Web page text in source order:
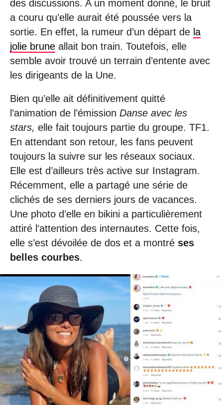
des discussions. A un moment donné, le bruit
a couru qu’elle aurait été poussée vers la
sortie. En effet, la rumeur d’un départ de la
jolie brune allait bon train. Toutefois, elle
semble avoir trouvé un terrain d’entente avec
les dirigeants de la Une.
Bien qu’elle ait définitivement quitté
l’animation de l’émission Danse avec les
stars, elle fait toujours partie du groupe. TF1.
En attendant son retour, les fans peuvent
toujours la suivre sur les réseaux sociaux.
Elle est d’ailleurs très active sur Instagram.
Récemment, elle a partagé une série de
clichés de ses derniers jours de vacances.
Une photo d’elle en bikini a particulièrement
attiré l’attention des internautes. Cette fois,
elle s’est dévoilée de dos et a montré ses
belles courbes.